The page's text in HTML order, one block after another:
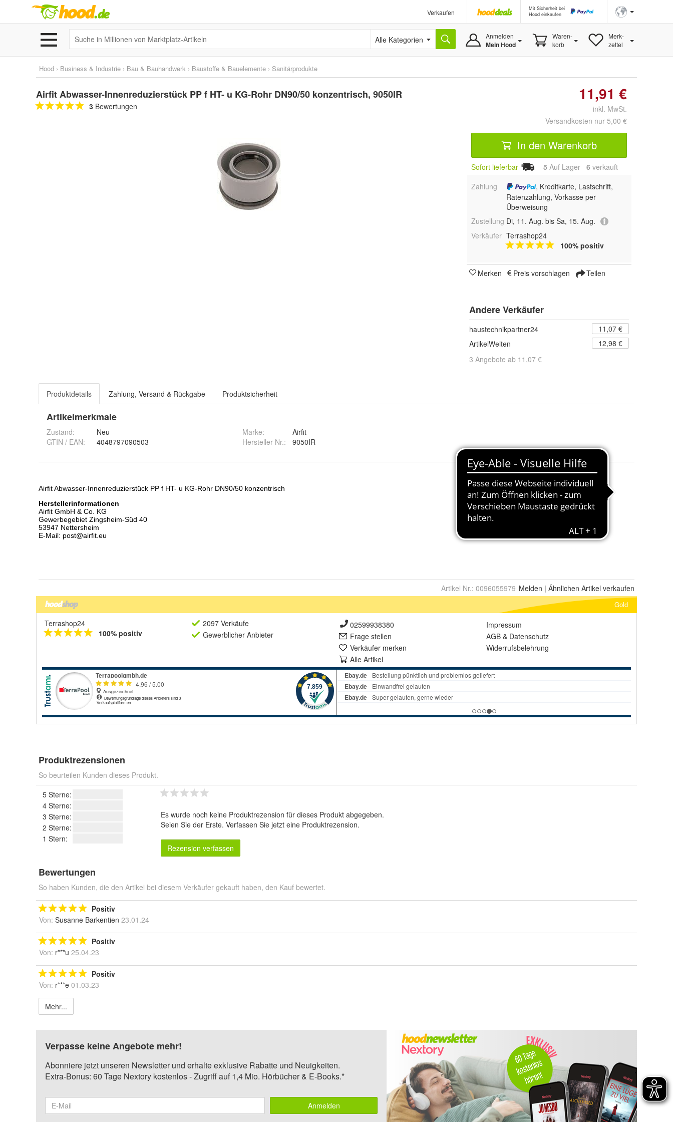
Verkaufen
Mit Sicherheit bei
Hood einkaufen
Alle Kategorien Anmelden
Mein Hood
Waren-
korb
Merk-
zettel
Hood › Business & Industrie › Bau & Bauhandwerk › Baustoffe & Bauelemente › Sanitärprodukte
Airfit Abwasser-Innenreduzierstück PP f HT- u KG-Rohr DN90/50 konzentrisch, 9050IR
3 Bewertungen
11,91 €
inkl. MwSt.
Versandkosten nur 5,00 €
In den Warenkorb
Sofort lieferbar 5 Auf Lager 6 verkauft
Zahlung
, Kreditkarte, Lastschrift,
Ratenzahlung, Vorkasse per
Überweisung
Zustellung Di, 11. Aug. bis Sa, 15. Aug.
Verkäufer Terrashop24
100% positiv
Merken Preis vorschlagen Teilen
Andere Verkäufer
haustechnikpartner24
11,07 €
ArtikelWelten
12,98 €
3 Angebote ab 11,07 €
Produktdetails Zahlung, Versand & Rückgabe Produktsicherheit
Artikelmerkmale
Zustand:
Neu
GTIN / EAN:
4048797090503
Marke:
Airfit
Hersteller Nr.:
9050IR
Artikel Nr.: 0096055979 Melden | Ähnlichen Artikel verkaufen
Gold
Terrashop24
100% positiv
2097 Verkäufe
Gewerblicher Anbieter
02599938380
Frage stellen
Verkäufer merken
Alle Artikel
Impressum
AGB & Datenschutz
Widerrufsbelehrung
Produktrezensionen
So beurteilen Kunden dieses Produkt.
5 Sterne:
4 Sterne:
3 Sterne:
2 Sterne:
1 Stern:
Es wurde noch keine Produktrezension für dieses Produkt abgegeben.
Seien Sie der Erste. Verfassen Sie jetzt eine Produktrezension.
Rezension verfassen
Bewertungen
So haben Kunden, die den Artikel bei diesem Verkäufer gekauft haben, den Kauf bewertet.
Positiv
Von: Susanne Barkentien 23.01.24
Positiv
Von: r***u 25.04.23
Positiv
Von: r***e 01.03.23
Mehr...
Verpasse keine Angebote mehr!
Abonniere jetzt unseren Newsletter und erhalte exklusive Rabatte und Neuigkeiten.
Extra-Bonus: 60 Tage Nextory kostenlos - Zugriff auf 1,4 Mio. Hörbücher & E-Books.*
Anmelden